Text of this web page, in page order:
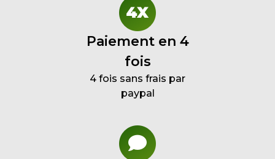
Paiement en 4
fois
4 fois sans frais par
paypal